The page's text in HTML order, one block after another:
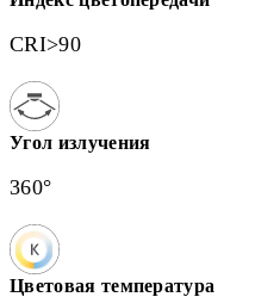
CRI>90
Угол излучения
360°
Цветовая температура